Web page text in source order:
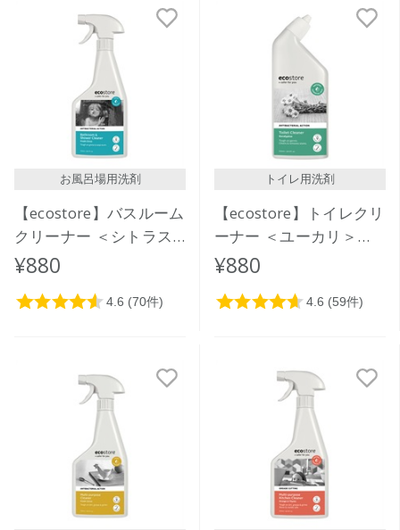
お風呂場用洗剤
【ecostore】バスルーム
クリーナー ＜シトラス
＞ 500mL
¥880
トイレ用洗剤
【ecostore】トイレクリ
ーナー ＜ユーカリ＞
500mL
¥880